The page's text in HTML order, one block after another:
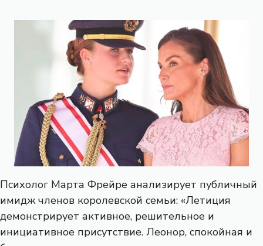
Психолог Марта Фрейре анализирует публичный
имидж членов королевской семьи: «Летиция
демонстрирует активное, решительное и
инициативное присутствие. Леонор, спокойная и